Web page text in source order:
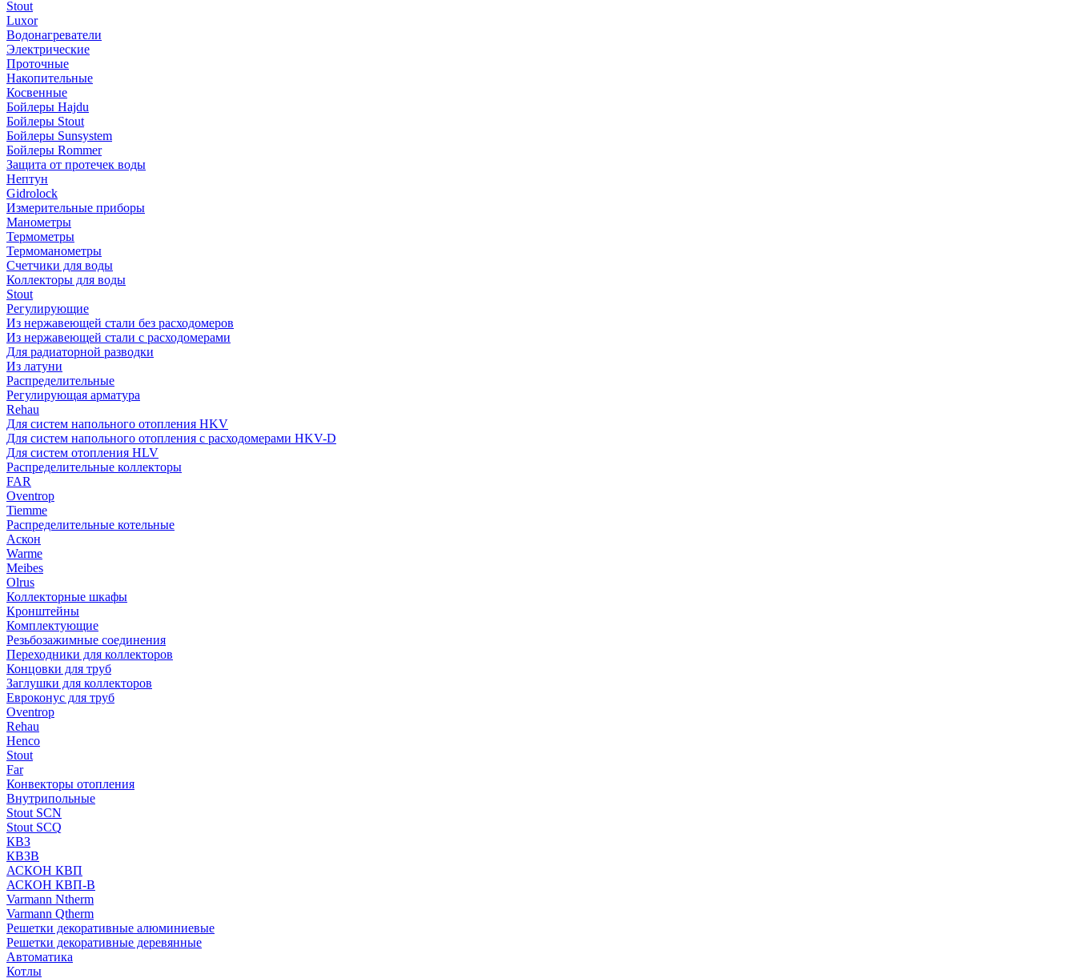
Stout
Luxor
Водонагреватели
Электрические
Проточные
Накопительные
Косвенные
Бойлеры Hajdu
Бойлеры Stout
Бойлеры Sunsystem
Бойлеры Rommer
Защита от протечек воды
Нептун
Gidrolock
Измерительные приборы
Манометры
Термометры
Термоманометры
Счетчики для воды
Коллекторы для воды
Stout
Регулирующие
Из нержавеющей стали без расходомеров
Из нержавеющей стали с расходомерами
Для радиаторной разводки
Из латуни
Распределительные
Регулирующая арматура
Rehau
Для систем напольного отопления HKV
Для систем напольного отопления с расходомерами HKV-D
Для систем отопления HLV
Распределительные коллекторы
FAR
Oventrop
Tiemme
Распределительные котельные
Аскон
Warme
Meibes
Olrus
Коллекторные шкафы
Кронштейны
Комплектующие
Резьбозажимные соединения
Переходники для коллекторов
Концовки для труб
Заглушки для коллекторов
Евроконус для труб
Oventrop
Rehau
Henco
Stout
Far
Конвекторы отопления
Внутрипольные
Stout SCN
Stout SCQ
КВЗ
КВЗВ
АСКОН КВП
АСКОН КВП-В
Varmann Ntherm
Varmann Qtherm
Решетки декоративные алюминиевые
Решетки декоративные деревянные
Автоматика
Котлы